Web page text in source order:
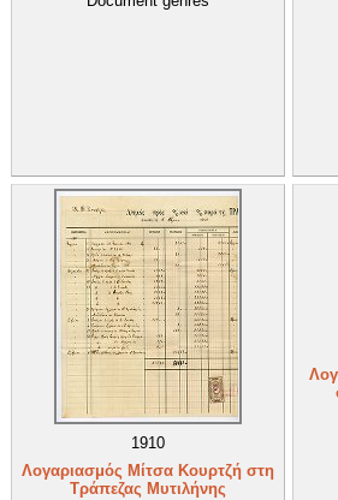
1910
Λογαριασμός Μίτσα Κουρτζή στη
Τράπεζας Μυτιλήνης